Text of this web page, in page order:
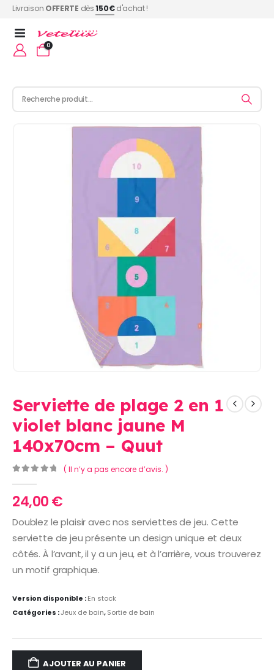
Livraison OFFERTE dès150€d'achat !
0
Serviette de plage 2 en 1
violet blanc jaune M
140x70cm – Quut
( Il n’y a pas encore d’avis. )
24,00€
Doublez le plaisir avec nos serviettes de jeu. Cette
serviette de jeu présente un design unique et deux
côtés. À l’avant, il y a un jeu, et à l’arrière, vous trouverez
un motif graphique.
Version disponible :En stock
Catégories :Jeux de bain,Sortie de bain
AJOUTER AU PANIER